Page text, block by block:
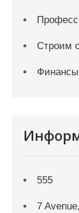
Строим
555
7